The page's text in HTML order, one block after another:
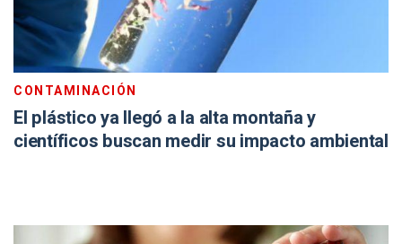
CONTAMINACIÓN
El plástico ya llegó a la alta montaña y
científicos buscan medir su impacto ambiental